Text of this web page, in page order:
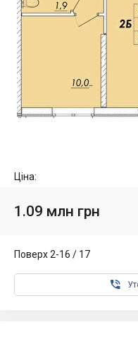
Ціна:
1.09 млн грн
Поверх 2-16 / 17
